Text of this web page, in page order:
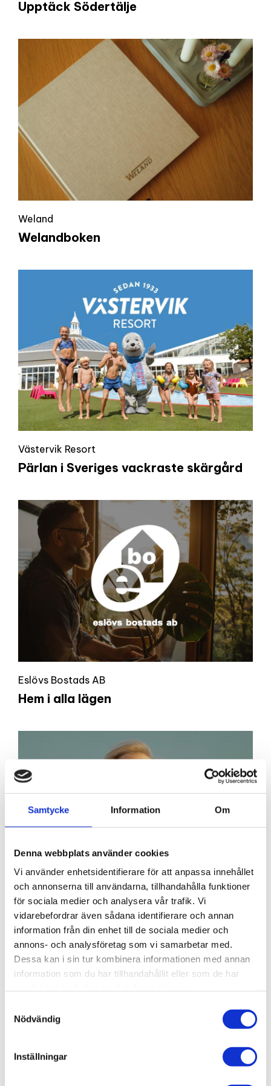
Samtycke Information Om
Denna webbplats använder cookies
Vi använder enhetsidentifierare för att anpassa innehållet
och annonserna till användarna, tillhandahålla funktioner
för sociala medier och analysera vår trafik. Vi
vidarebefordrar även sådana identifierare och annan
information från din enhet till de sociala medier och
annons- och analysföretag som vi samarbetar med.
Dessa kan i sin tur kombinera informationen med annan
information som du har tillhandahållit eller som de har
Nödvändig
Inställningar
Upptäck Södertälje
Weland
Welandboken
Västervik Resort
Pärlan i Sveriges vackraste skärgård
Eslövs Bostads AB
Hem i alla lägen
Västervik Resort
Reklamfilmer Västervik Resort